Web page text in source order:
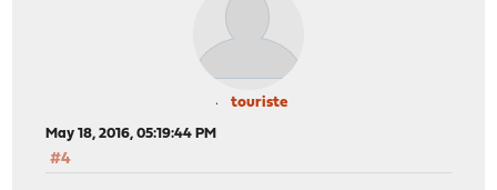
touriste
May 18, 2016, 05:19:44 PM
#4